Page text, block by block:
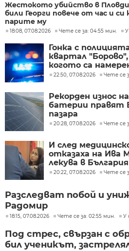
Жестокото убийство в
били Георги повече от час и
парите му
18:08, 07.08.2026 Чете се за: 04:55 мин. У
Гонка с
квартал
когото са
22:50, 07.08.2026 Чете се
Рекорден износ
батерии правят
пазара
20:28, 07.08.2026 Чете се
И след
отказаха на Ива
лекува в България
20:22, 07.08.2026 Чете се
Разследват побой и
Радомир
18:15, 07.08.2026 Чете се за: 02:55 мин. У
Под стрес, свързан с
бил ученикът,